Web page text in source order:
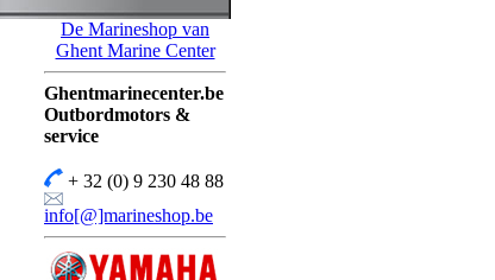
De Marineshop van
Ghent Marine Center
Ghentmarinecenter.be
Outbordmotors &
service
+ 32 (0) 9 230 48 88
info[@]marineshop.be